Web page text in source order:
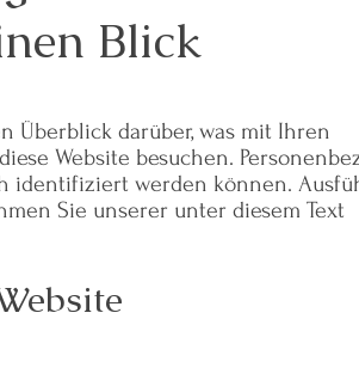
Blick
Überblick darüber, was mit Ihren
Website besuchen.
identifiziert werden können.
Sie unserer unter diesem Text